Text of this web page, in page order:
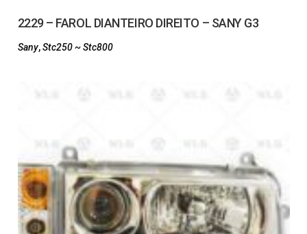
2229 – FAROL DIANTEIRO DIREITO – SANY G3
Sany,Stc250 ~ Stc800